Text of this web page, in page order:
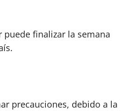
finalizar la semana
precauciones, debido a la